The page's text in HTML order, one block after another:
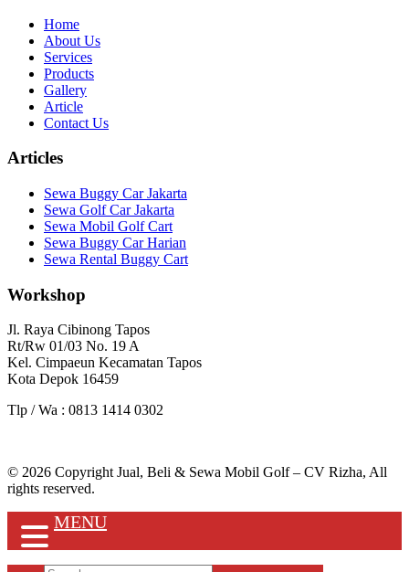
Home
About Us
Services
Products
Gallery
Article
Contact Us
Articles
Sewa Buggy Car Jakarta
Sewa Golf Car Jakarta
Sewa Mobil Golf Cart
Sewa Buggy Car Harian
Sewa Rental Buggy Cart
Workshop
Jl. Raya Cibinong Tapos
Rt/Rw 01/03 No. 19 A
Kel. Cimpaeun Kecamatan Tapos
Kota Depok 16459
Tlp / Wa : 0813 1414 0302
© 2026 Copyright Jual, Beli & Sewa Mobil Golf – CV Rizha, All
rights reserved.
MENU